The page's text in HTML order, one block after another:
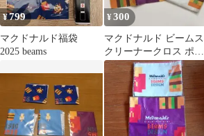
¥799
マクドナルド福袋
2025 beams
¥300
マクドナルド ビームス
クリーナークロス ポー
チ